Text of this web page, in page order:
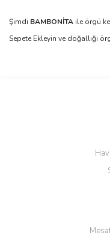
Şimdi BAMBONİTA ile örgü
Sepete Ekleyin ve doğallığı
Bu
Ürün resmi kalitesiz,
Ürün açıklamasında
Ürün bilgilerinde
Ürün fiyatı diğer
Bu ürüne benzer farklı